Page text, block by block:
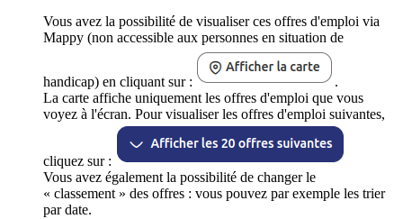
Vous avez la possibilité de visualiser ces offres d'emploi via
Mappy (non accessible aux personnes en situation de
handicap) en cliquant sur :
.
La carte affiche uniquement les offres d'emploi que vous
voyez à l'écran. Pour visualiser les offres d'emploi suivantes,
cliquez sur :
Vous avez également la possibilité de changer le
« classement » des offres : vous pouvez par exemple les trier
par date.